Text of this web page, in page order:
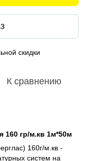
скидки
К сравнению
160 гр/м.кв 1м*50м
160г/м.кв -
систем на